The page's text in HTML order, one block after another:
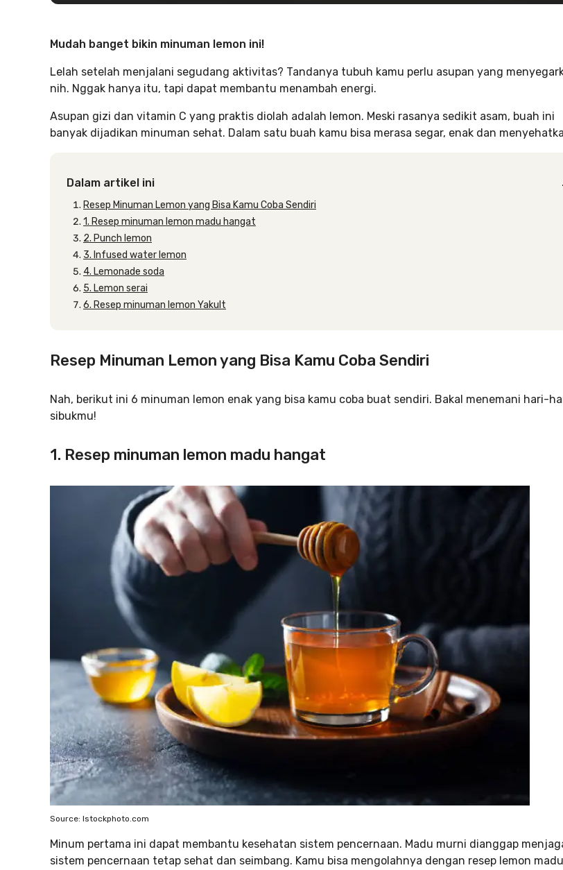
Mudah banget bikin minuman lemon ini!
Lelah setelah menjalani segudang aktivitas? Tandanya tubuh kamu perlu asupan yang
nih. Nggak hanya itu, tapi dapat membantu menambah energi.
Asupan gizi dan vitamin C yang praktis diolah adalah lemon. Meski rasanya sedikit asam, buah ini
banyak dijadikan minuman sehat. Dalam satu buah kamu bisa merasa segar, enak dan
Dalam artikel ini
Resep Minuman Lemon yang Bisa Kamu Coba Sendiri
1. Resep minuman lemon madu hangat
2. Punch lemon
3. Infused water lemon
4. Lemonade soda
5. Lemon serai
6. Resep minuman lemon Yakult
Resep Minuman Lemon yang Bisa Kamu Coba Sendiri
Nah, berikut ini 6 minuman lemon enak yang bisa kamu coba buat sendiri. Bakal menemani hari-
sibukmu!
1. Resep minuman lemon madu hangat
Source: Istockphoto.com
Minum pertama ini dapat membantu kesehatan sistem pencernaan. Madu murni dianggap
sistem pencernaan tetap sehat dan seimbang. Kamu bisa mengolahnya dengan resep lemon madu